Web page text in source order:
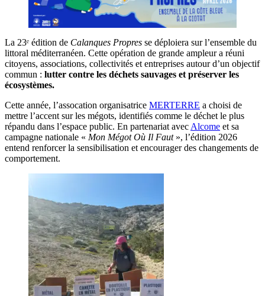
La 23ᵉ édition de Calanques Propres se déploiera sur l’ensemble du
littoral méditerranéen. Cette opération de grande ampleur a réuni
citoyens, associations, collectivités et entreprises autour d’un objectif
commun : lutter contre les déchets sauvages et préserver les
écosystèmes.
Cette année, l’assocation organisatrice MERTERRE a choisi de
mettre l’accent sur les mégots, identifiés comme le déchet le plus
répandu dans l’espace public. En partenariat avecAlcome et sa
campagne nationale « Mon Mégot Où Il Faut », l’édition 2026
entend renforcer la sensibilisation et encourager des changements de
comportement.